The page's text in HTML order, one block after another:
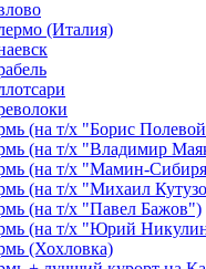
(Италия)
(на т/х "Борис
(на т/х "Владимир
(на т/х "Мамин-
(на т/х "Михаил
(на т/х "Павел Бажов")
(на т/х "Юрий
(Хохловка)